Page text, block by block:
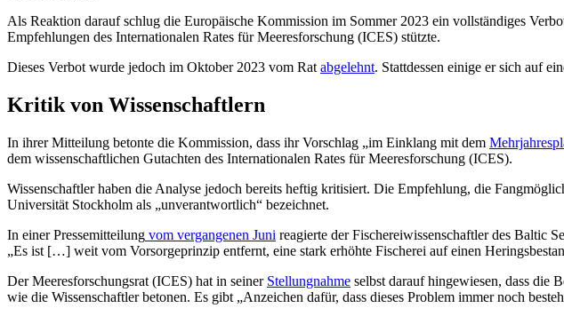
Als Reaktion darauf schlug die Europäische Kommission im Sommer 2023 ein vollständiges
Empfehlungen des Internationalen Rates für Meeresforschung (ICES) stützte.
Dieses Verbot wurde jedoch im Oktober 2023 vom Rat abgelehnt. Stattdessen einige er sich auf
Kritik von Wissenschaftlern
In ihrer Mitteilung betonte die Kommission, dass ihr Vorschlag „im Einklang mit dem
dem wissenschaftlichen Gutachten des Internationalen Rates für Meeresforschung (ICES).
Wissenschaftler haben die Analyse jedoch bereits heftig kritisiert. Die Empfehlung, die
Universität Stockholm als „unverantwortlich“ bezeichnet.
In einer Pressemitteilung vom vergangenen Juni reagierte der Fischereiwissenschaftler des Baltic
„Es ist […] weit vom Vorsorgeprinzip entfernt, eine stark erhöhte Fischerei auf einen
Der Meeresforschungsrat (ICES) hat in seiner Stellungnahme selbst darauf hingewiesen, dass die
wie die Wissenschaftler betonen. Es gibt „Anzeichen dafür, dass dieses Problem immer noch